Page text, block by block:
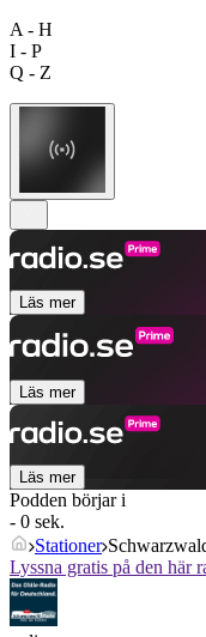
A - H
I - P
Q - Z
Läs mer
Läs mer
Läs mer
Podden börjar i
- 0 sek.
Stationer
Lyssna gratis på den här